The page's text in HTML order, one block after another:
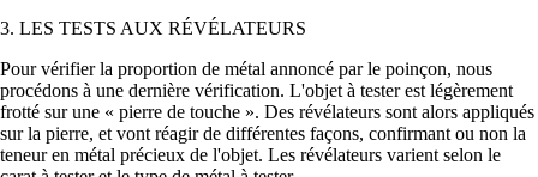
3. LES TESTS AUX RÉVÉLATEURS
Pour vérifier la proportion de métal annoncé par le poinçon, nous
procédons à une dernière vérification. L'objet à tester est légèrement
frotté sur une « pierre de touche ». Des révélateurs sont alors appliqués
sur la pierre, et vont réagir de différentes façons, confirmant ou non la
teneur en métal précieux de l'objet. Les révélateurs varient selon le